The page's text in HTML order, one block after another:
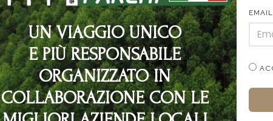
UN VIAGGIO UNICO
E PIÙ RESPONSABILE
ORGANIZZATO IN
COLLABORAZIONE CON LE
EMAIL